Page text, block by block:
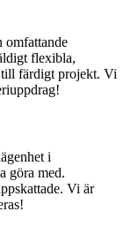
omfattande
flexibla,
till färdigt projekt. Vi
i
göra med.
Vi är